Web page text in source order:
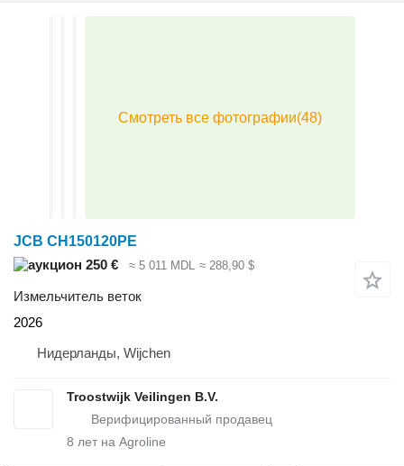
JCB CH150120PE
250 €
≈ 5 011 MDL ≈ 288,90 $
Измельчитель веток
2026
Нидерланды, Wijchen
Troostwijk Veilingen B.V.
8 лет на Agroline